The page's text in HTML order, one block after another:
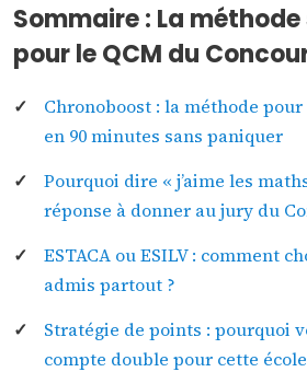
Sommaire : La
pour le QCM du
Chronoboost : la méthode
en 90 minutes sans paniquer
Pourquoi dire « j’aime les
réponse à donner au jury du
ESTACA ou ESILV : comment
admis partout ?
Stratégie de points : pourquoi
compte double pour cette